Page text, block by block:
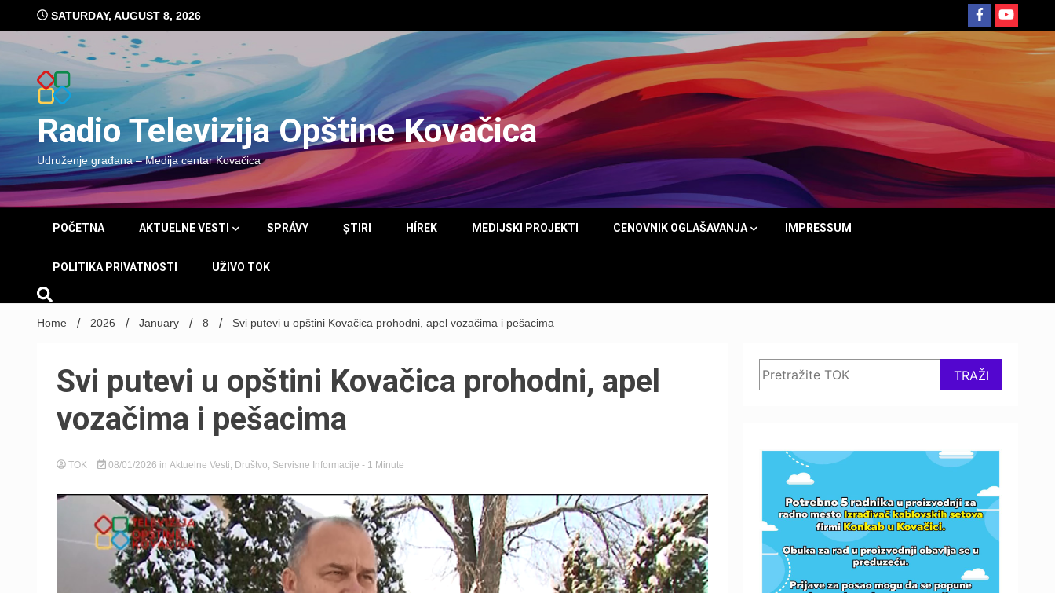
content
SATURDAY, AUGUST 8, 2026
Radio Televizija Opštine Kovačica
Udruženje građana – Medija centar Kovačica
POČETNA AKTUELNE VESTI SPRÁVY ȘTIRI HÍREK MEDIJSKI PROJEKTI CENOVNIK OGLAŠAVANJA IMPRESSUM
POLITIKA PRIVATNOSTI UŽIVO TOK
Home 2026 January 8 Svi putevi u opštini Kovačica prohodni, apel vozačima i pešacima
Svi putevi u opštini Kovačica prohodni, apel
vozačima i pešacima
TOK 08/01/2026 in Aktuelne Vesti Društvo Servisne Informacije - 1 Minute
TRAŽI